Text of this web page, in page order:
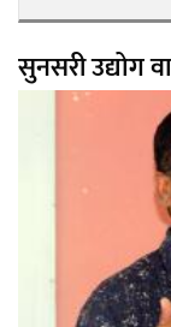
सुनसरी उद्योग